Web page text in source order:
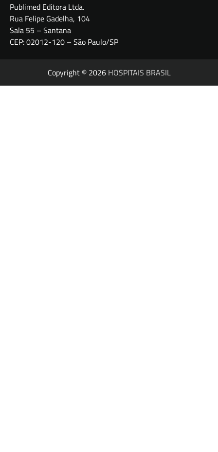
Publimed Editora Ltda.
Rua Felipe Gadelha, 104
Sala 55 – Santana
CEP: 02012-120 – São Paulo/SP
Copyright © 2026 HOSPITAIS BRASIL